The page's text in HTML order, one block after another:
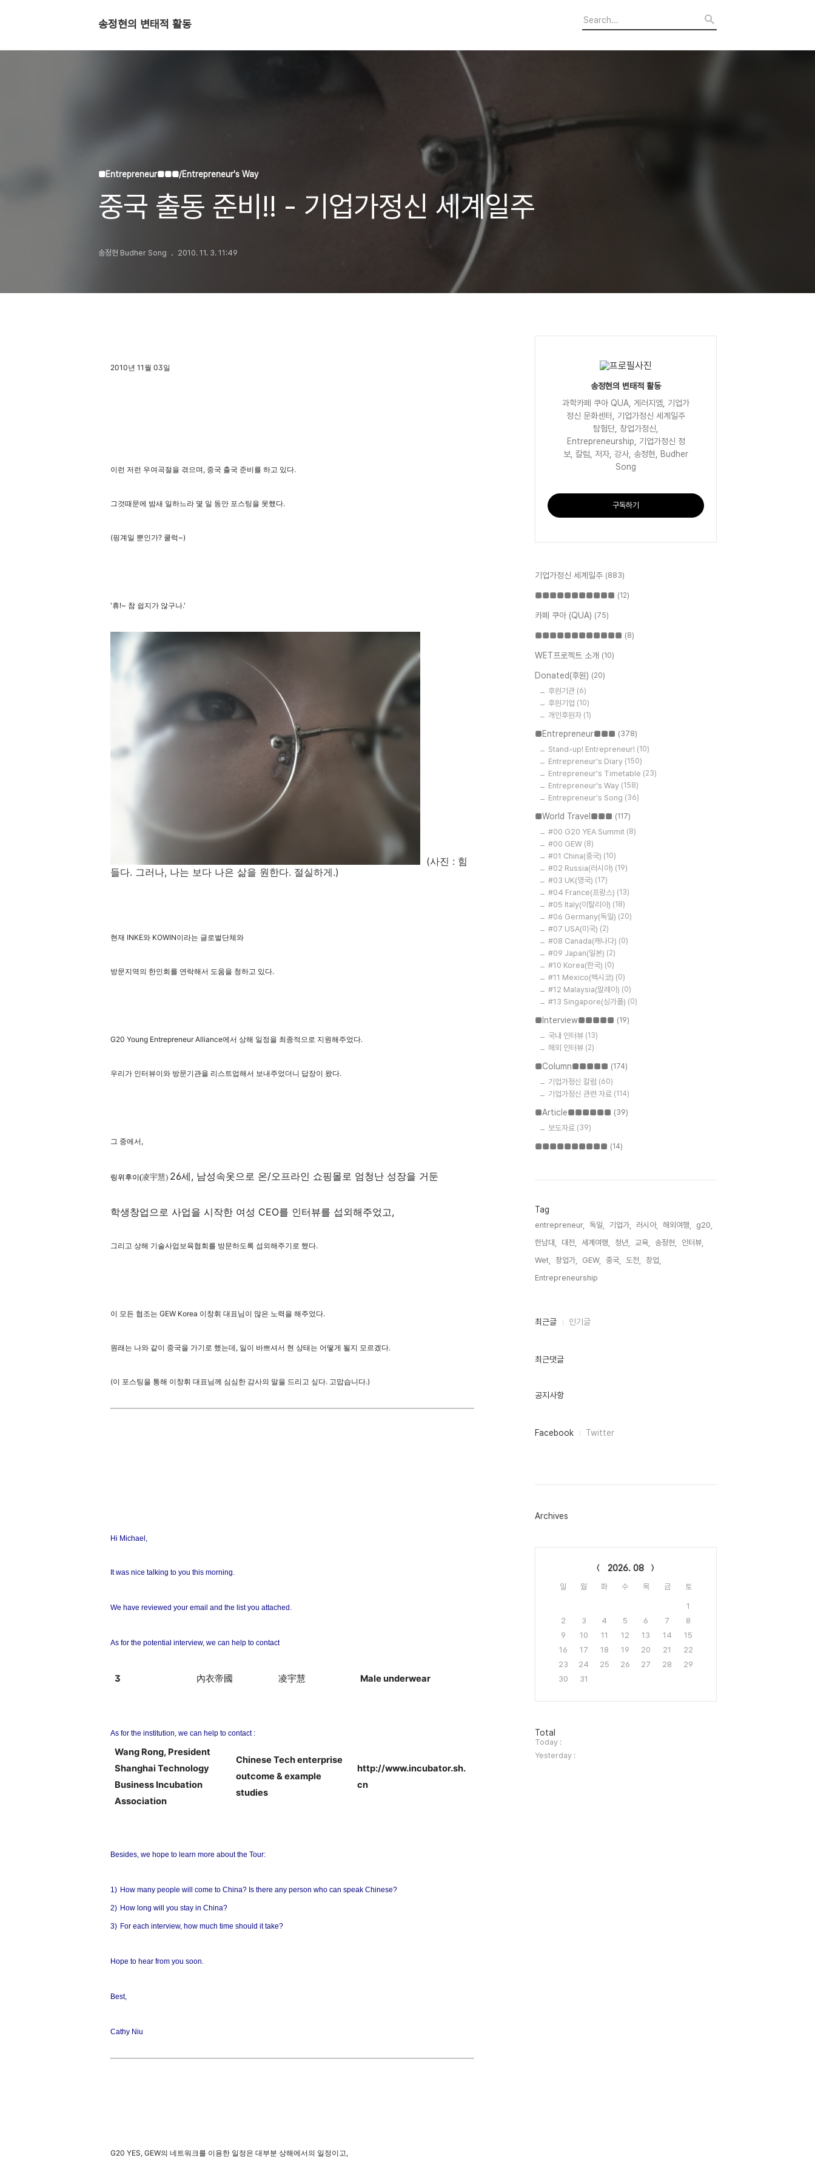
송정현의 변태적 활동
■Entrepreneur■■■/Entrepreneur's Way
중국 출동 준비!! - 기업가정신 세계일주
송정현 Budher Song 2010. 11. 3. 11:49
2010년 11월 03일
이런 저런 우여곡절을 겪으며, 중국 출국 준비를 하고 있다.
그것때문에 밤새 일하느라 몇 일 동안 포스팅을 못했다.
(핑계일 뿐인가? 쿨럭~)
'휴!~ 참 쉽지가 않구나.'
(사진 : 힘
들다. 그러나, 나는 보다 나은 삶을 원한다. 절실하게.)
현재 INKE와 KOWIN이라는 글로벌단체와
방문지역의 한인회를 연락해서 도움을 청하고 있다.
G20 Young Entrepreneur Alliance에서 상해 일정을 최종적으로 지원해주었다.
우리가 인터뷰이와 방문기관을 리스트업해서 보내주었더니 답장이 왔다.
그 중에서,
링위후이(凌宇慧) 26세, 남성속옷으로 온/오프라인 쇼핑몰로 엄청난 성장을 거둔
학생창업으로 사업을 시작한 여성 CEO를 인터뷰를 섭외해주었고,
그리고 상해 기술사업보육협회를 방문하도록 섭외해주기로 했다.
이 모든 협조는 GEW Korea 이창휘 대표님이 많은 노력을 해주었다.
원래는 나와 같이 중국을 가기로 했는데, 일이 바쁘셔서 현 상태는 어떻게 될지 모르겠다.
(이 포스팅을 통해 이창휘 대표님께 심심한 감사의 말을 드리고 싶다. 고맙습니다.)
Hi Michael,
It was nice talking to you this morning.
We have reviewed your email and the list you attached.
As for the potential interview, we can help to contact
3 內衣帝國 凌宇慧 Male underwear
As for the institution, we can help to contact :
Wang Rong, President
Shanghai Technology
Business Incubation
Association
Chinese Tech enterprise
outcome & example
studies
http://www.incubator.sh.
cn
Besides, we hope to learn more about the Tour:
1) How many people will come to China? Is there any person who can speak Chinese?
2) How long will you stay in China?
3) For each interview, how much time should it take?
Hope to hear from you soon.
Best,
Cathy Niu
G20 YES, GEW의 네트워크를 이용한 일정은 대부분 상해에서의 일정이고,
송정현의 변태적 활동
과학카페 쿠아 QUA, 게러지엠, 기업가
정신 문화센터, 기업가정신 세계일주
탐험단, 창업가정신,
Entrepreneurship, 기업가정신 정
보, 칼럼, 저자, 강사, 송정현, Budher
Song
구독하기
기업가정신 세계일주 (883)
■■■■■■■■■■■ (12)
카페 쿠아 (QUA) (75)
■■■■■■■■■■■■ (8)
WET프로젝트 소개 (10)
Donated(후원) (20)
후원기관 (6)
후원기업 (10)
개인후원자 (1)
■Entrepreneur■■■ (378)
Stand-up! Entrepreneur! (10)
Entrepreneur's Diary (150)
Entrepreneur's Timetable (23)
Entrepreneur's Way (158)
Entrepreneur's Song (36)
■World Travel■■■ (117)
#00 G20 YEA Summit (8)
#00 GEW (8)
#01 China(중국) (10)
#02 Russia(러시아) (19)
#03 UK(영국) (17)
#04 France(프랑스) (13)
#05 Italy(이탈리아) (18)
#06 Germany(독일) (20)
#07 USA(미국) (2)
#08 Canada(캐나다) (0)
#09 Japan(일본) (2)
#10 Korea(한국) (0)
#11 Mexico(멕시코) (0)
#12 Malaysia(말레이) (0)
#13 Singapore(싱가폴) (0)
■Interview■■■■■ (19)
국내 인터뷰 (13)
해외 인터뷰 (2)
■Column■■■■■ (174)
기업가정신 칼럼 (60)
기업가정신 관련 자료 (114)
■Article■■■■■■ (39)
보도자료 (39)
■■■■■■■■■■ (14)
Tag
entrepreneur, 독일, 기업가, 러시아, 해외여행,
g20,
한남대,
대전, 세계여행, 청년, 교육, 송정현,
인터뷰,
Wet,
창업가, GEW, 중국, 도전,
창업,
Entrepreneurship,
최
인
최근글 인기글
최근댓글
공지사항
페
그
Facebook Twitter
Archives
2026. 08
일 월 화 수 목 금 토
1
2
3 4 5 6 7
8
9
10 11 12 13 14
15
16
17 18 19 20 21
22
23
24 25 26 27 28
29
30
31
방
문
자
수
Total
Today :
Yesterday :